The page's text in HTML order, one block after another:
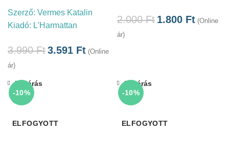
Szerző: Vermes Katalin
Kiadó: L'Harmattan
3.990Ft3.591 Ft (Online
ár)
2.000Ft 1.800 Ft (Online
ár)
-10%
ELFOGYOTT
Bezárás
-10%
ELFOGYOTT
Bezárás